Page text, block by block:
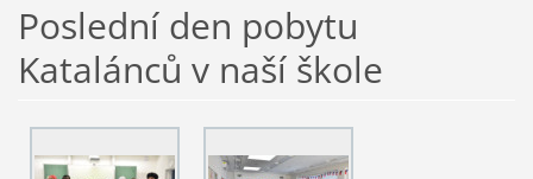
Poslední den pobytu
Katalánců v naší škole